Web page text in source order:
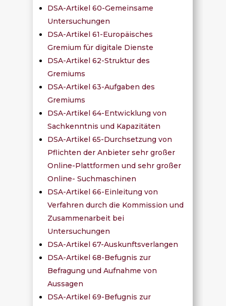
DSA-Artikel 60-Gemeinsame
Untersuchungen
DSA-Artikel 61-Europäisches
Gremium für digitale Dienste
DSA-Artikel 62-Struktur des
Gremiums
DSA-Artikel 63-Aufgaben des
Gremiums
DSA-Artikel 64-Entwicklung von
Sachkenntnis und Kapazitäten
DSA-Artikel 65-Durchsetzung von
Pflichten der Anbieter sehr großer
Online-Plattformen und sehr großer
Online- Suchmaschinen
DSA-Artikel 66-Einleitung von
Verfahren durch die Kommission und
Zusammenarbeit bei
Untersuchungen
DSA-Artikel 67-Auskunftsverlangen
DSA-Artikel 68-Befugnis zur
Befragung und Aufnahme von
Aussagen
DSA-Artikel 69-Befugnis zur